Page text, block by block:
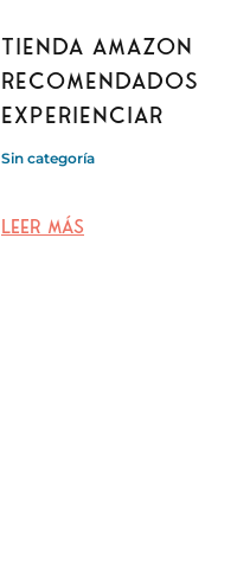
Tienda amazon
recomendados
Experienciar
Sin categoría
leer más